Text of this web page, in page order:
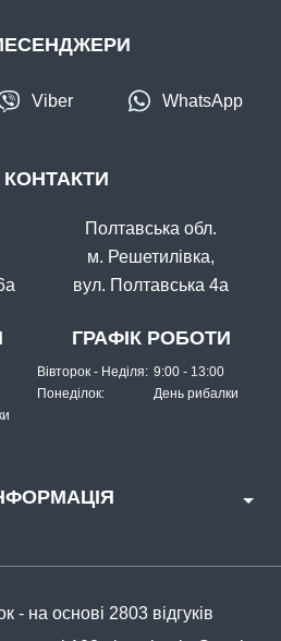
7 шт.
30m. 0,10mm (без упаковки)
В наявності
2 шт.
КОНТАКТИ
Полтавська обл.
м. Решетилівка,
вул. Полтавська 4а
ГРАФІК РОБОТИ
Вівторок - Неділя: 9:00 - 13:00
Понеділок:
День рибалки
Viber WhatsApp
- на основі 2803 відгуків